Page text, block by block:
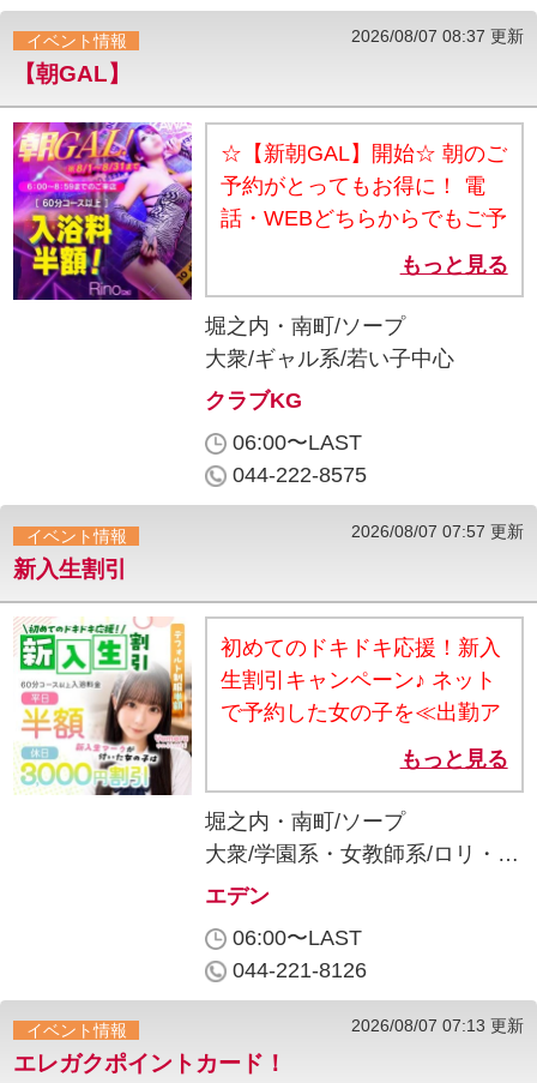
ます” その笑顔だけに癒され
すはず。 しかも感じやすく敏
るその姿も愛おしく まいちゃ
んの魅力をぜひ堪能しちゃっ
てください！
イベント情報 2026/08/07 08:37 更新
【朝GAL】
☆【新朝GAL】開始☆ 朝のご
予約がとってもお得に！ 電
話・WEBどちらからでもご予
約承ります！ ≪対象時間＆割
引内容≫ ◆6:00〜7:59までの
ご来店 → 60分コース以上 一
律 4,000円！ ◆ 8：00〜9：
ス以上 入浴料半額！ 📝 ご注
意事項 ・60分コース以上が
対象となります ・時間帯によ
って料金が異なります。 ・他
割引・クーポンとの併用はで
もっと見る
堀之内・南町/ソープ
大衆 ギャル系 若い子中心
クラブKG
06:00〜LAST
044-222-8575
イベント情報 2026/08/07 07:57 更新
新入生割引
初めてのドキドキ応援！新入
生割引キャンペーン♪ ネット
で予約した女の子を≪出勤ア
ラート追加≫が付いたキャス
トの入浴料が最大『半額』
に！ 【ご利用時間】 朝から
ラストまで、ぜ〜んぶ対象！
件】 ネットで予約した女の子
を≪出勤アラート追加≫いた
だきましたお客様全員！ 【特
典】 ■ 平日60分以上のコース
なら、どのコースも入浴料半
額♥ ■ 休日60分以上のコース
もっと見る
堀之内・南町/ソープ
大衆 学園系・女教師系 ロリ・妹系
エデン
06:00〜LAST
044-221-8126
イベント情報 2026/08/07 07:13 更新
エレガクポイントカード！